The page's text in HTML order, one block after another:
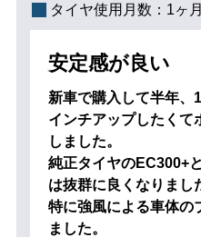
タイヤ使用月数： 1ヶ月
安定感が良い
新車で購入して半年、
インチアップしたくて
しました。
純正タイヤのEC300+
は抜群に良くなりまし
特に強風による車体の
ました。